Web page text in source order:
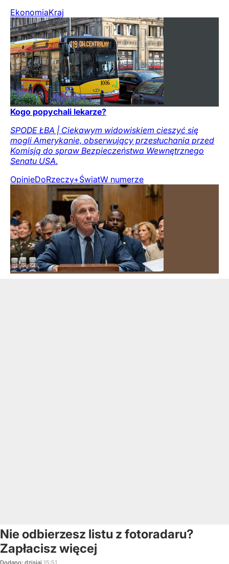
EkonomiaKraj
Kogo popychali lekarze?
SPODE ŁBA | Ciekawym widowiskiem cieszyć się
mogli Amerykanie, obserwujący przesłuchania przed
Komisją do spraw Bezpieczeństwa Wewnętrznego
Senatu USA.
OpinieDoRzeczy+ŚwiatW numerze
Nie odbierzesz listu z fotoradaru?
Zapłacisz więcej